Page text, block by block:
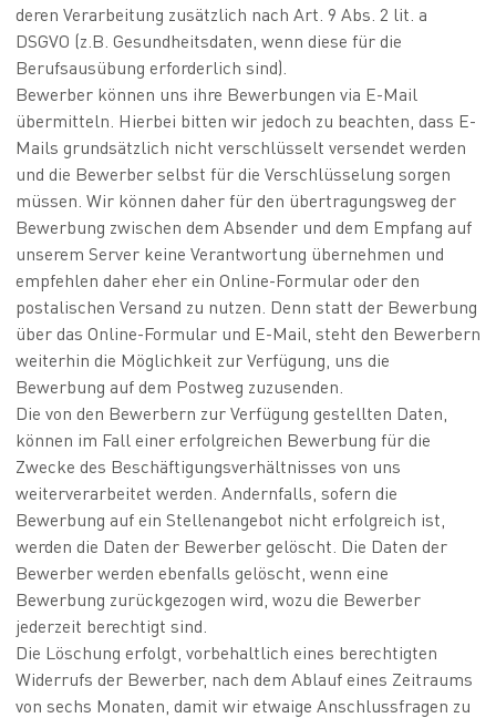
deren Verarbeitung zusätzlich nach Art. 9 Abs. 2 lit. a
DSGVO (z.B. Gesundheitsdaten, wenn diese für die
Berufsausübung erforderlich sind).
Bewerber können uns ihre Bewerbungen via E-Mail
übermitteln. Hierbei bitten wir jedoch zu beachten, dass E-
Mails grundsätzlich nicht verschlüsselt versendet werden
und die Bewerber selbst für die Verschlüsselung sorgen
müssen. Wir können daher für den übertragungsweg der
Bewerbung zwischen dem Absender und dem Empfang auf
unserem Server keine Verantwortung übernehmen und
empfehlen daher eher ein Online-Formular oder den
postalischen Versand zu nutzen. Denn statt der Bewerbung
über das Online-Formular und E-Mail, steht den Bewerbern
weiterhin die Möglichkeit zur Verfügung, uns die
Bewerbung auf dem Postweg zuzusenden.
Die von den Bewerbern zur Verfügung gestellten Daten,
können im Fall einer erfolgreichen Bewerbung für die
Zwecke des Beschäftigungsverhältnisses von uns
weiterverarbeitet werden. Andernfalls, sofern die
Bewerbung auf ein Stellenangebot nicht erfolgreich ist,
werden die Daten der Bewerber gelöscht. Die Daten der
Bewerber werden ebenfalls gelöscht, wenn eine
Bewerbung zurückgezogen wird, wozu die Bewerber
jederzeit berechtigt sind.
Die Löschung erfolgt, vorbehaltlich eines berechtigten
Widerrufs der Bewerber, nach dem Ablauf eines Zeitraums
von sechs Monaten, damit wir etwaige Anschlussfragen zu